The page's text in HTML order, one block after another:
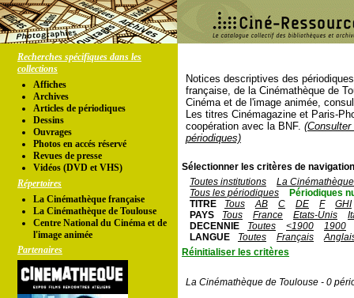
Recherches spécifiques dans les
collections
Affiches
Archives
Articles de périodiques
Dessins
Ouvrages
Photos en accés réservé
Revues de presse
Vidéos (DVD et VHS)
Répertoires
La Cinémathèque française
La Cinémathèque de Toulouse
Centre National du Cinéma et de
l'image animée
Partenaires
Notices descriptives des
française, de la Cinémathèque de
Cinéma et de l'image animée,
Les titres Cinémagazine et Paris-
coopération avec la BNF.
périodiques)
Sélectionner les critères de
Toutes institutions
La
Tous les périodiques
Périodiques
TITRE
Tous AB C DE F
GHI
PAYS
Tous France Etats-Unis
DECENNIE
Toutes <1900
1900
LANGUE
Toutes Français
Réinitialiser les critères
La Cinémathèque de Toulouse - 0